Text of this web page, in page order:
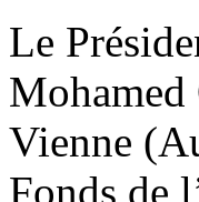
Le
Mohamed
Vienne
Fonds de